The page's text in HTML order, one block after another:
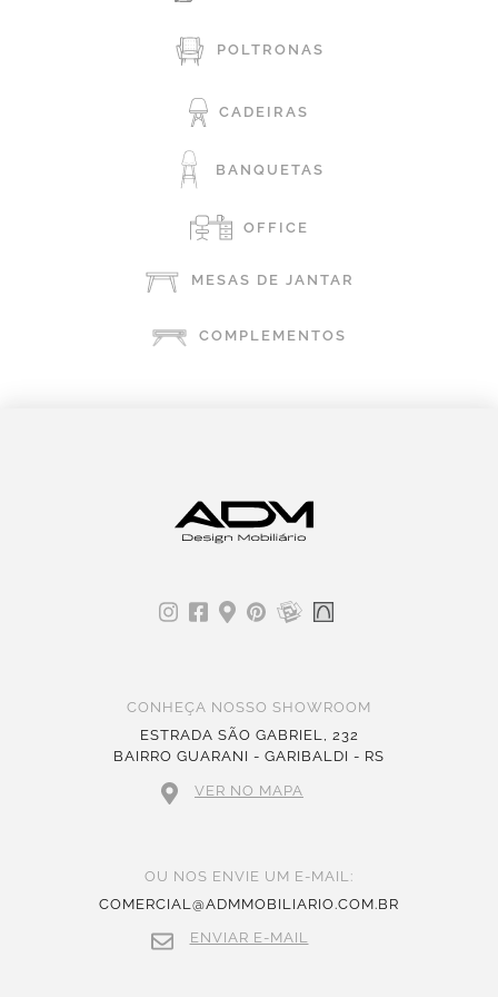
POLTRONAS
CADEIRAS
BANQUETAS
OFFICE
MESAS DE JANTAR
COMPLEMENTOS
CONHEÇA NOSSO SHOWROOM
ESTRADA SÃO GABRIEL, 232
BAIRRO GUARANI - GARIBALDI - RS
VER NO MAPA
OU NOS ENVIE UM E-MAIL:
COMERCIAL@ADMMOBILIARIO.COM.BR
ENVIAR E-MAIL